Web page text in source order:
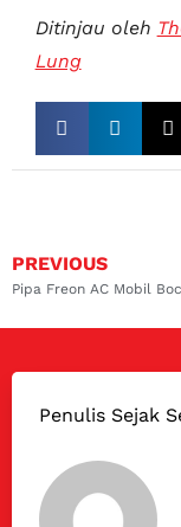
Ditinjau oleh
Lung
PREVIOUS
Penulis Sejak